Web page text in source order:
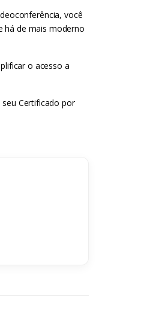
você
há de mais moderno
o acesso a
Certificado por